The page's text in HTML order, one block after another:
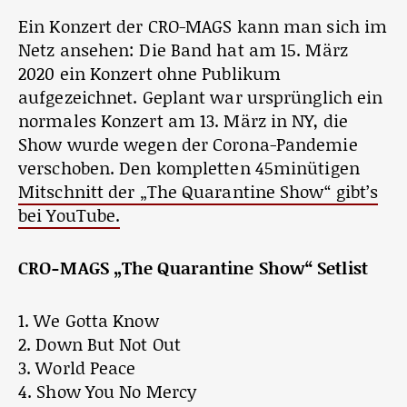
Ein Konzert der CRO-MAGS kann man sich im
Netz ansehen: Die Band hat am 15. März
2020 ein Konzert ohne Publikum
aufgezeichnet. Geplant war ursprünglich ein
normales Konzert am 13. März in NY, die
Show wurde wegen der Corona-Pandemie
verschoben. Den kompletten 45minütigen
Mitschnitt der „The Quarantine Show“ gibt’s
bei YouTube.
CRO-MAGS „The Quarantine Show“ Setlist
1. We Gotta Know
2. Down But Not Out
3. World Peace
4. Show You No Mercy